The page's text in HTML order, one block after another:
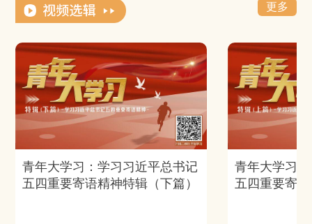
更多
青年大学习：学习习近平总书记
五四重要寄语精神特辑（下篇）
青年大学习
五四重要寄